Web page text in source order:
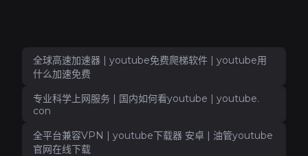
全球高速加速器 | youtube免费爬梯软件 | youtube用
什么加速免费
专业科学上网服务 | 国内如何看youtube | youtube.
con
全平台兼容VPN | youtube下载器 安卓 | 油管youtube
官网在线下载